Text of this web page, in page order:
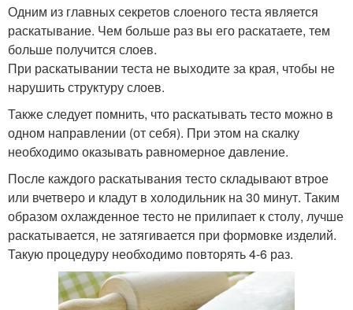
Одним из главных секретов слоеного теста является
раскатывание. Чем больше раз вы его раскатаете, тем
больше получится слоев.
При раскатывании теста не выходите за края, чтобы не
нарушить структуру слоев.
Также следует помнить, что раскатывать тесто можно в
одном направлении (от себя). При этом на скалку
необходимо оказывать равномерное давление.
После каждого раскатывания тесто складывают втрое
или вчетверо и кладут в холодильник на 30 минут. Таким
образом охлажденное тесто не прилипает к столу, лучше
раскатывается, не затягивается при формовке изделий.
Такую процедуру необходимо повторять 4-6 раз.